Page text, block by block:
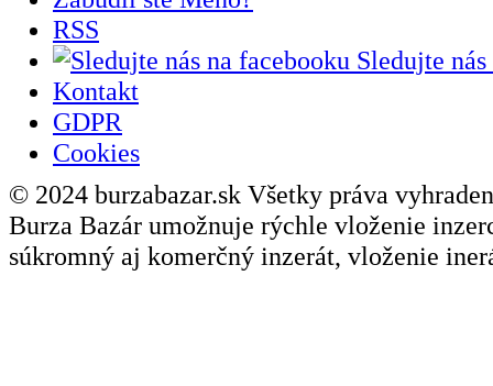
RSS
Sledujte
Kontakt
GDPR
Cookies
© 2024 burzabazar.sk Všetky práva
Burza Bazár umožnuje rýchle vloženie
súkromný aj komerčný inzerát, vloženie